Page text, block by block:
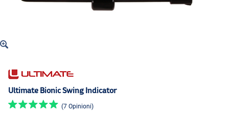
Ultimate Bionic Swing Indicator
(7 Opinioni)